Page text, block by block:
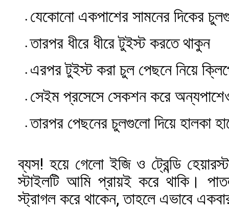
যেকোনো একপাশের সামনের দিকের
তারপর ধীরে ধীরে টুইস্ট করতে থাকুন
এরপর টুইস্ট করা চুল পেছনে নিয়ে
সেইম প্রসেসে সেকশন করে
তারপর পেছনের চুলগুলো দিয়ে হালকা
ব্যস! হয়ে গেলো ইজি ও ট্রেন্ডি
স্টাইলটি আমি প্রায়ই করে থাকি।
স্ট্রাগল করে থাকেন, তাহলে এভাবে